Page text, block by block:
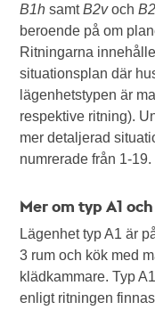
B1h samtB2voch
beroende på om
Ritningarna
situationsplan där
lägenhetstypen är
respektive ritning).
mer detaljerad
numrerade från 1-19.
Mer om typ A1
Lägenhet typ A1 är
3 rum och kök med
klädkammare. Typ
enligt ritningen